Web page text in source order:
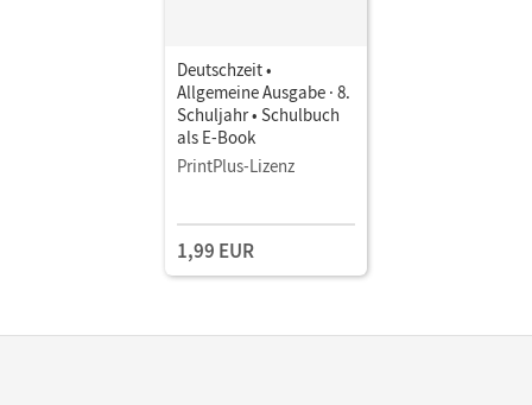
Deutschzeit •
Allgemeine Ausgabe · 8.
Schuljahr • Schulbuch
als E-Book
PrintPlus-Lizenz
1,99 EUR